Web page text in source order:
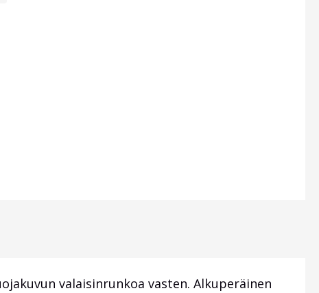
valaisinrunkoa vasten. Alkuperäinen